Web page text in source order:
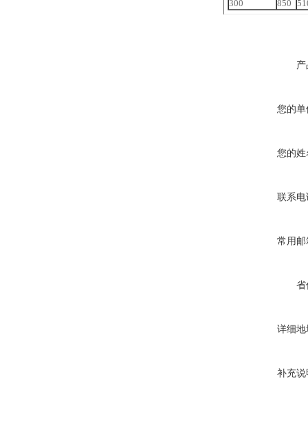
300
850
您的单
您的姓
联系电
常用邮
省
详细地
补充说